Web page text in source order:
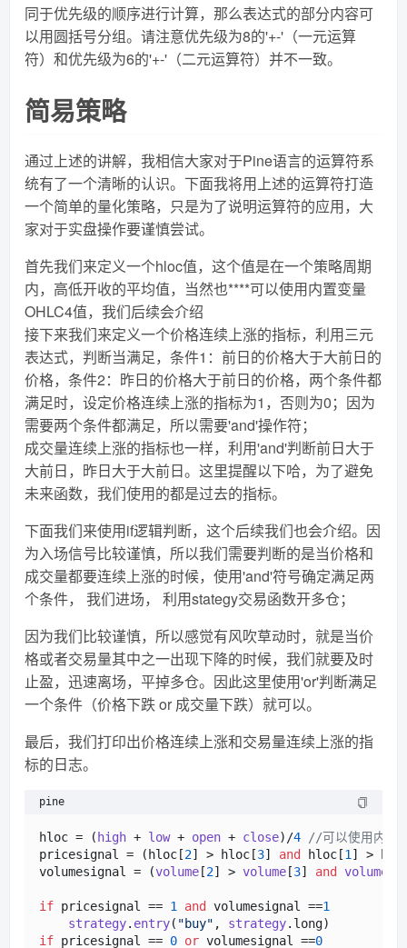
同于优先级的顺序进行计算，那么表达式的部分内容可
以用圆括号分组。请注意优先级为8的'+-'（一元运算
符）和优先级为6的'+-'（二元运算符）并不一致。
简易策略
通过上述的讲解，我相信大家对于Pine语言的运算符系
统有了一个清晰的认识。下面我将用上述的运算符打造
一个简单的量化策略，只是为了说明运算符的应用，大
家对于实盘操作要谨慎尝试。
首先我们来定义一个hloc值，这个值是在一个策略周期
内，高低开收的平均值，当然也****可以使用内置变量
OHLC4值，我们后续会介绍
接下来我们来定义一个价格连续上涨的指标，利用三元
表达式，判断当满足，条件1：前日的价格大于大前日的
价格，条件2：昨日的价格大于前日的价格，两个条件都
满足时，设定价格连续上涨的指标为1，否则为0；因为
需要两个条件都满足，所以需要'and'操作符；
成交量连续上涨的指标也一样，利用'and'判断前日大于
大前日，昨日大于大前日。这里提醒以下哈，为了避免
未来函数，我们使用的都是过去的指标。
下面我们来使用if逻辑判断，这个后续我们也会介绍。因
为入场信号比较谨慎，所以我们需要判断的是当价格和
成交量都要连续上涨的时候，使用'and'符号确定满足两
个条件， 我们进场， 利用stategy交易函数开多仓；
因为我们比较谨慎，所以感觉有风吹草动时，就是当价
格或者交易量其中之一出现下降的时候，我们就要及时
止盈，迅速离场，平掉多仓。因此这里使用'or'判断满足
一个条件（价格下跌 or 成交量下跌）就可以。
最后，我们打印出价格连续上涨和交易量连续上涨的指
标的日志。
pine
hloc = ( high + low + open + close)/4 //可以使用内置
pricesignal = (hloc[2] > hloc[3] and hloc[1] >
volumesignal = (volume [2] > volume [3] and volume
if pricesignal == 1 and volumesignal ==1
strategy. entry( "buy" , strategy. long
if pricesignal == 0 or volumesignal ==0